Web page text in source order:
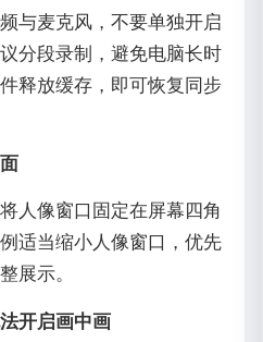
与麦克风，不要单独开启
分段录制，避免电脑长时
释放缓存，即可恢复同步
人像窗口固定在屏幕四角
适当缩小人像窗口，优先
展示。
开启画中画